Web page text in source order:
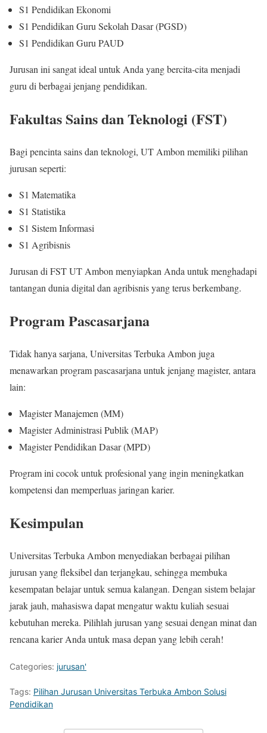
S1 Pendidikan Ekonomi
S1 Pendidikan Guru Sekolah Dasar (PGSD)
S1 Pendidikan Guru PAUD
Jurusan ini sangat ideal untuk Anda yang bercita-cita menjadi
guru di berbagai jenjang pendidikan.
Fakultas Sains dan Teknologi (FST)
Bagi pencinta sains dan teknologi, UT Ambon memiliki pilihan
jurusan seperti:
S1 Matematika
S1 Statistika
S1 Sistem Informasi
S1 Agribisnis
Jurusan di FST UT Ambon menyiapkan Anda untuk menghadapi
tantangan dunia digital dan agribisnis yang terus berkembang.
Program Pascasarjana
Tidak hanya sarjana, Universitas Terbuka Ambon juga
menawarkan program pascasarjana untuk jenjang magister, antara
lain:
Magister Manajemen (MM)
Magister Administrasi Publik (MAP)
Magister Pendidikan Dasar (MPD)
Program ini cocok untuk profesional yang ingin meningkatkan
kompetensi dan memperluas jaringan karier.
Kesimpulan
Universitas Terbuka Ambon menyediakan berbagai pilihan
jurusan yang fleksibel dan terjangkau, sehingga membuka
kesempatan belajar untuk semua kalangan. Dengan sistem belajar
jarak jauh, mahasiswa dapat mengatur waktu kuliah sesuai
kebutuhan mereka. Pilihlah jurusan yang sesuai dengan minat dan
rencana karier Anda untuk masa depan yang lebih cerah!
Categories: jurusan'
Tags: Pilihan Jurusan Universitas Terbuka Ambon Solusi
Pendidikan